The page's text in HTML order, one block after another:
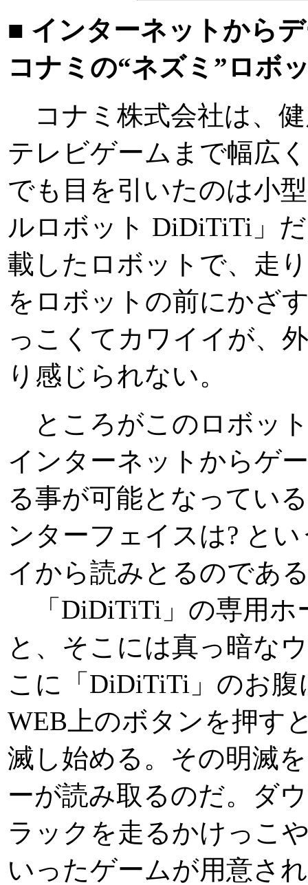
■ インターネットから
コナミの“ネズミ”ロボ
コナミ株式会社は、
テレビゲームまで幅広
でも目を引いたのは小
ルロボット DiDiTiTi」
載したロボットで、走
をロボットの前にかざ
っこくてカワイイが、
り感じられない。
ところがこのロボッ
インターネットからゲ
る事が可能となってい
ンターフェイスは? と
イから読みとるのであ
「DiDiTiTi」の専用ホ
と、そこには真っ暗な
こに「DiDiTiTi」のお
WEB上のボタンを押す
滅し始める。その明滅
ーが読み取るのだ。ダ
ラックを走るかけっこ
いったゲームが用意さ